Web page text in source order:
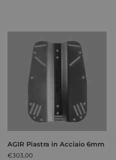
AGIR Piastra in Acciaio 6mm
€303,00